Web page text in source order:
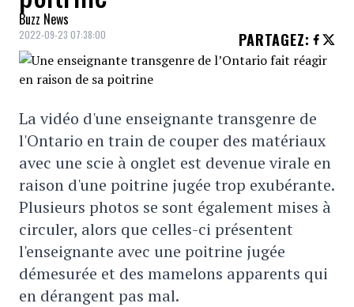
Buzz News
2022-09-23 07:38:00 PARTAGEZ:
La vidéo d'une enseignante transgenre de
l'Ontario en train de couper des matériaux
avec une scie à onglet est devenue virale en
raison d'une poitrine jugée trop exubérante.
Plusieurs photos se sont également mises à
circuler, alors que celles-ci présentent
l'enseignante avec une poitrine jugée
démesurée et des mamelons apparents qui
en dérangent pas mal.